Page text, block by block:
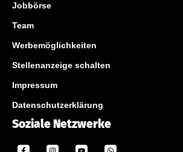
Jobbörse
Team
Werbemöglichkeiten
Stellenanzeige schalten
Impressum
Datenschutzerklärung
Soziale Netzwerke